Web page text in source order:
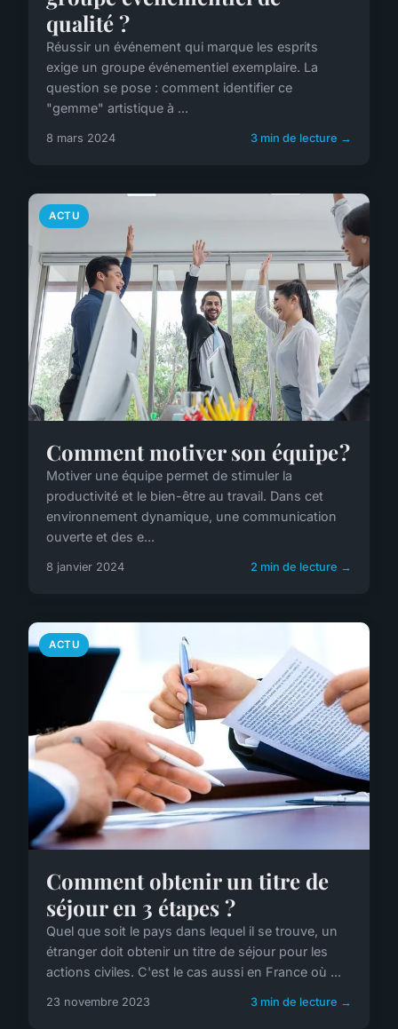
qualité ?
Réussir un événement qui marque les esprits
exige un groupe événementiel exemplaire. La
question se pose : comment identifier ce
"gemme" artistique à ...
8 mars 2024 3 min de lecture →
ACTU
Comment motiver son équipe ?
Motiver une équipe permet de stimuler la
productivité et le bien-être au travail. Dans cet
environnement dynamique, une communication
ouverte et des e...
8 janvier 2024 2 min de lecture →
ACTU
Comment obtenir un titre de
séjour en 3 étapes ?
Quel que soit le pays dans lequel il se trouve, un
étranger doit obtenir un titre de séjour pour les
actions civiles. C'est le cas aussi en France où ...
23 novembre 2023 3 min de lecture →